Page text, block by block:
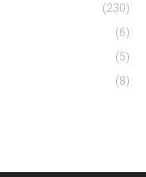
(230)
(6)
(5)
(8)